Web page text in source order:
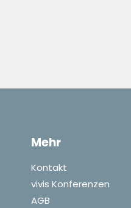
Mehr
Kontakt
vivis Konferenzen
AGB